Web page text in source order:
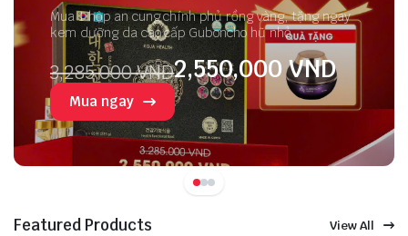
Mua 1 hộp an cung chính phủ rồng vàng, tặng ngay
kem dưỡng da cao cấp Guboncho hũ nhỏ
3,285,000 VND2,550,000 VND
Mua ngay
Featured Products View All